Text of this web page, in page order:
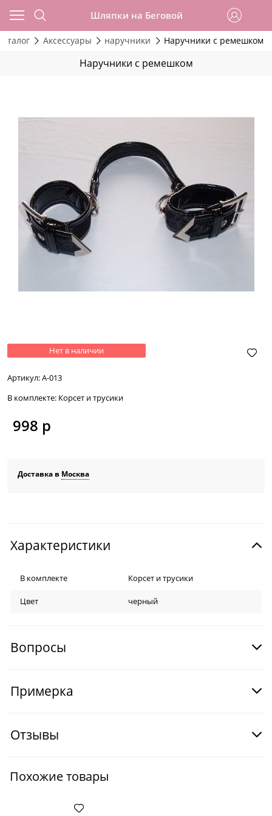
Шляпки на Беговой
Аксессуары наручники Наручники с ремешком
Наручники с ремешком
Нет в наличии
Артикул:А-013
В комплекте: Корсет и трусики
998 р
Доставка в Москва
Характеристики
В комплекте Корсет и трусики
Цвет черный
Вопросы
Примерка
Отзывы
Похожие товары